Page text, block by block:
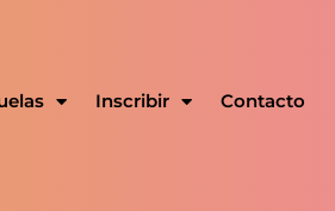
Inscribir Contacto